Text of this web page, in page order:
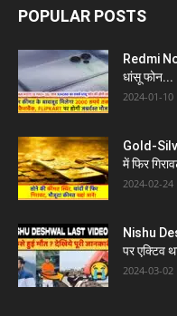
POPULAR POSTS
Redmi
धांसू फोन...
2024-01-10
Gold-
में फिर
2024-02-24
Nishu
पर एक्टिव
2024-03-02